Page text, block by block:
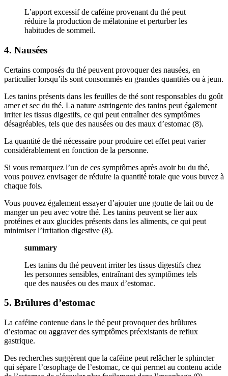
L’apport excessif de caféine provenant du thé peut
réduire la production de mélatonine et perturber les
habitudes de sommeil.
4. Nausées
Certains composés du thé peuvent provoquer des nausées, en
particulier lorsqu’ils sont consommés en grandes quantités ou à jeun.
Les tanins présents dans les feuilles de thé sont responsables du goût
amer et sec du thé. La nature astringente des tanins peut également
irriter les tissus digestifs, ce qui peut entraîner des symptômes
désagréables, tels que des nausées ou des maux d’estomac (8).
La quantité de thé nécessaire pour produire cet effet peut varier
considérablement en fonction de la personne.
Si vous remarquez l’un de ces symptômes après avoir bu du thé,
vous pouvez envisager de réduire la quantité totale que vous buvez à
chaque fois.
Vous pouvez également essayer d’ajouter une goutte de lait ou de
manger un peu avec votre thé. Les tanins peuvent se lier aux
protéines et aux glucides présents dans les aliments, ce qui peut
minimiser l’irritation digestive (8).
summary
Les tanins du thé peuvent irriter les tissus digestifs chez
les personnes sensibles, entraînant des symptômes tels
que des nausées ou des maux d’estomac.
5. Brûlures d’estomac
La caféine contenue dans le thé peut provoquer des brûlures
d’estomac ou aggraver des symptômes préexistants de reflux
gastrique.
Des recherches suggèrent que la caféine peut relâcher le sphincter
qui sépare l’œsophage de l’estomac, ce qui permet au contenu acide